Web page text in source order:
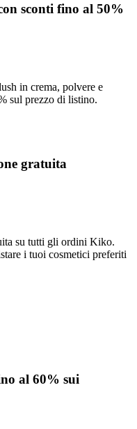
sconti fino al 50%
in crema, polvere e
sul prezzo di listino.
gratuita
su tutti gli ordini Kiko.
i tuoi cosmetici preferiti
al 60% sui